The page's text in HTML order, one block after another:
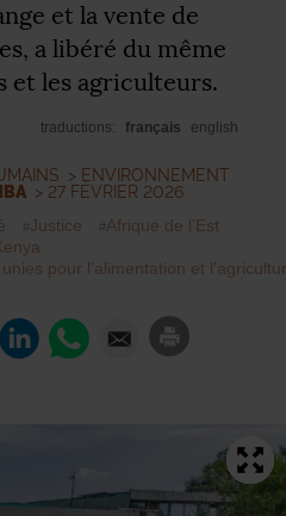
et la vente de
a libéré du même
et les agriculteurs.
traductions: français english
> ENVIRONNEMENT
> 27 FÉVRIER 2026
Justice
Afrique de l’Est
pour l’alimentation et